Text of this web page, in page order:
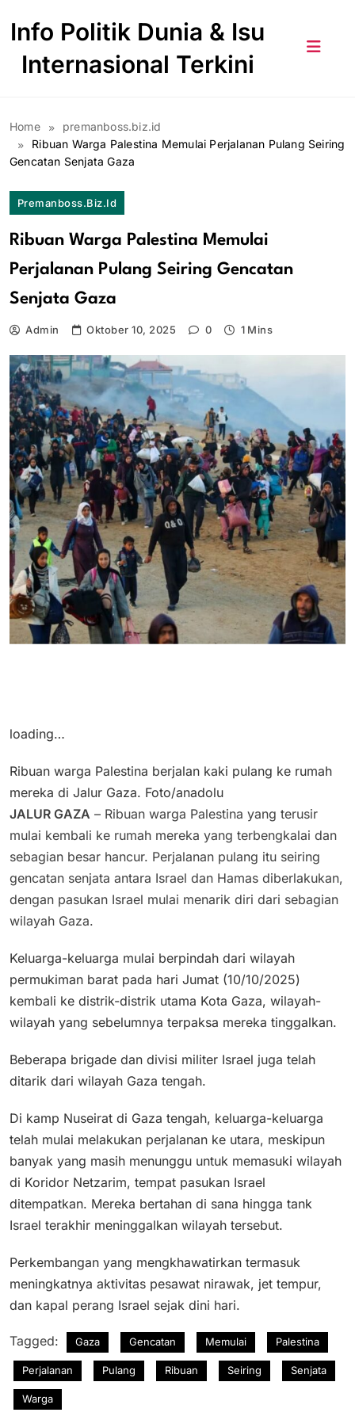
Info Politik Dunia & Isu
Internasional Terkini
Home
premanboss.biz.id
Ribuan Warga Palestina Memulai Perjalanan Pulang Seiring
Gencatan Senjata Gaza
Premanboss.biz.id
Ribuan Warga Palestina Memulai
Perjalanan Pulang Seiring Gencatan
Senjata Gaza
Admin Oktober 10, 2025 0 1 Mins
loading…
Ribuan warga Palestina berjalan kaki pulang ke rumah
mereka di Jalur Gaza. Foto/anadolu
JALUR GAZA – Ribuan warga Palestina yang terusir
mulai kembali ke rumah mereka yang terbengkalai dan
sebagian besar hancur. Perjalanan pulang itu seiring
gencatan senjata antara Israel dan Hamas diberlakukan,
dengan pasukan Israel mulai menarik diri dari sebagian
wilayah Gaza.
Keluarga-keluarga mulai berpindah dari wilayah
permukiman barat pada hari Jumat (10/10/2025)
kembali ke distrik-distrik utama Kota Gaza, wilayah-
wilayah yang sebelumnya terpaksa mereka tinggalkan.
Beberapa brigade dan divisi militer Israel juga telah
ditarik dari wilayah Gaza tengah.
Di kamp Nuseirat di Gaza tengah, keluarga-keluarga
telah mulai melakukan perjalanan ke utara, meskipun
banyak yang masih menunggu untuk memasuki wilayah
di Koridor Netzarim, tempat pasukan Israel
ditempatkan. Mereka bertahan di sana hingga tank
Israel terakhir meninggalkan wilayah tersebut.
Perkembangan yang mengkhawatirkan termasuk
meningkatnya aktivitas pesawat nirawak, jet tempur,
dan kapal perang Israel sejak dini hari.
Tagged: Gaza Gencatan Memulai Palestina
Perjalanan Pulang Ribuan Seiring Senjata
Warga